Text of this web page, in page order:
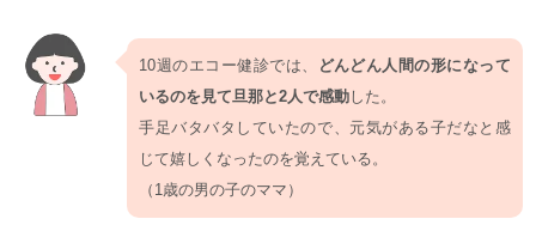
10週のエコー健診では、
どんどん人間の形になって
いるのを見て旦那と2人で感動 した。
手足バタバタしていたので、元気がある子だなと感
じて嬉しくなったのを覚えている。
（1歳の男の子のママ）